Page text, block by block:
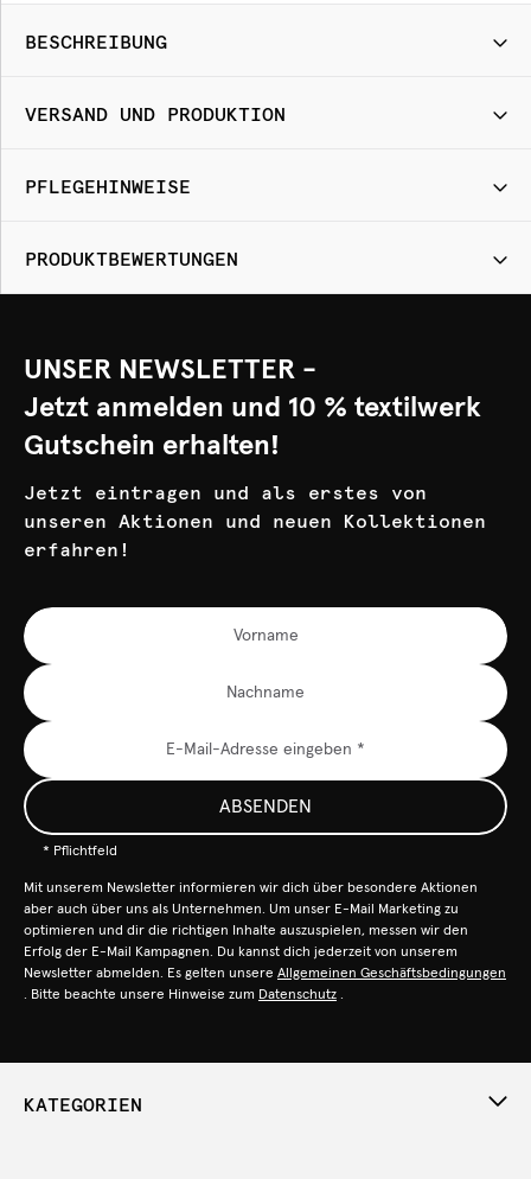
BESCHREIBUNG
VERSAND UND PRODUKTION
PFLEGEHINWEISE
PRODUKTBEWERTUNGEN
UNSER NEWSLETTER -
Jetzt anmelden und 10 % textilwerk
Gutschein erhalten!
Jetzt eintragen und als erstes von
unseren Aktionen und neuen Kollektionen
erfahren!
ABSENDEN
* Pflichtfeld
Mit unserem Newsletter informieren wir dich über besondere Aktionen
aber auch über uns als Unternehmen. Um unser E-Mail Marketing zu
optimieren und dir die richtigen Inhalte auszuspielen, messen wir den
Erfolg der E-Mail Kampagnen. Du kannst dich jederzeit von unserem
Newsletter abmelden. Es gelten unsere Allgemeinen Geschäftsbedingungen
. Bitte beachte unsere Hinweise zum Datenschutz .
KATEGORIEN